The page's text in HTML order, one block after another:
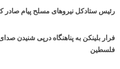
رئیس ستادکل نیروهای مسلح پیام صادر
فرار بلینکن به پناهنگاه درپی شنیدن
فلسطین